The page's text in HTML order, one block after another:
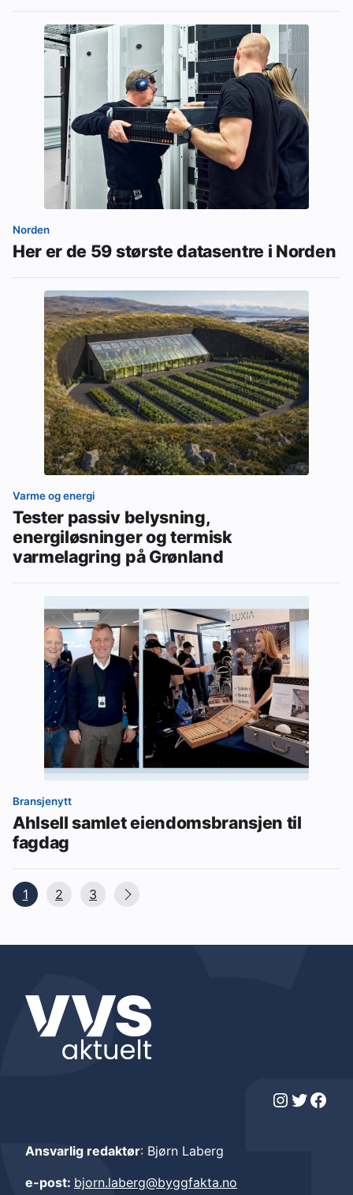
Norden
Her er de 59 største datasentre i Norden
Varme og energi
Tester passiv belysning,
energiløsninger og termisk
varmelagring på Grønland
Bransjenytt
Ahlsell samlet eiendomsbransjen til
fagdag
1 2 3
Instagram Twitter Facebook
Ansvarlig redaktør: Bjørn Laberg
e-post: bjorn.laberg@byggfakta.no